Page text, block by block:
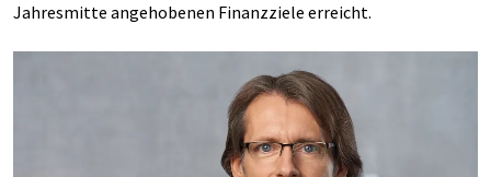
Jahresmitte angehobenen Finanzziele erreicht.